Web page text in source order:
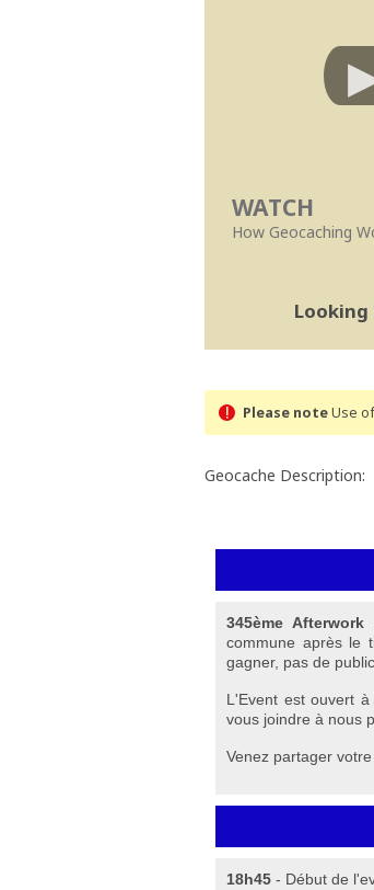
WATCH
How Geocaching
Please noteUse
Geocache Description:
345ème Afterwork
commune après le
gagner, pas de
L'Event est ouvert
vous joindre à nous
Venez partager
18h45 - Début de